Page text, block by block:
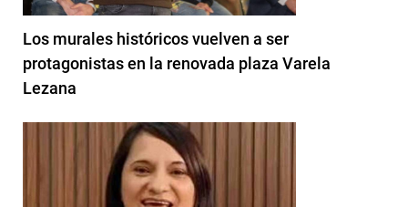
Los murales históricos vuelven a ser
protagonistas en la renovada plaza Varela
Lezana